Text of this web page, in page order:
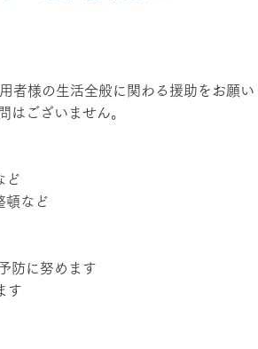
者様の生活全般に関わる援助をお願
はございません。
ど
頓など
防に努めます
す